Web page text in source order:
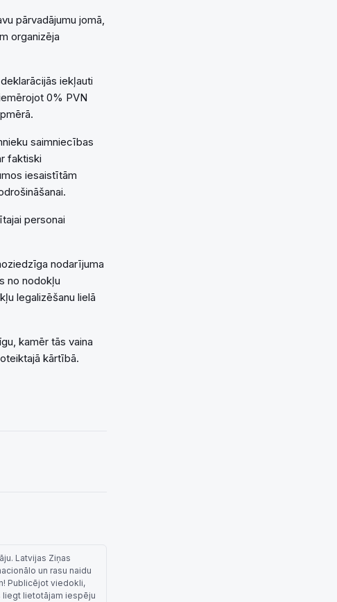
pārvadājumu jomā,
organizēja
iekļauti
0% PVN
saimniecības
faktiski
iesaistītām
personai
nodarījuma
no nodokļu
legalizēšanu lielā
kamēr tās vaina
kārtībā.
Latvijas Ziņas
un rasu naidu
Publicējot viedokli,
liegt lietotājam iespēju